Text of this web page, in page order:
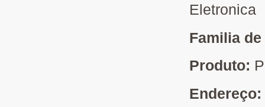
Eletronica
Familia
Produto:
Endereço: